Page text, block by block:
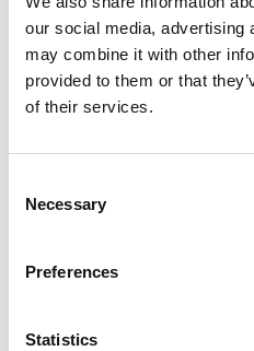
our social media, advertising
may combine it with other
provided to them or that
of their services.
Selection
Necessary
Preferences
Statistics
Del 3 al 6 de junio
Biennale di